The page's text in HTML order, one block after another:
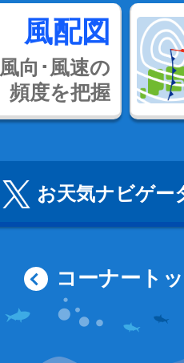
風配図
風向･風速の
頻度を把握
お天気ナビゲー
コーナート